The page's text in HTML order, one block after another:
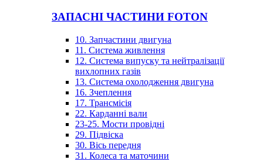
ЗАПАСНІ ЧАСТИНИ FOTON
10. Запчастини двигуна
11. Система живлення
12. Система випуску та нейтралізації
вихлопних газів
13. Система охолодження двигуна
16. Зчеплення
17. Трансмісія
22. Карданні вали
23-25. Мости провідні
29. Підвіска
30. Вісь передня
31. Колеса та маточини